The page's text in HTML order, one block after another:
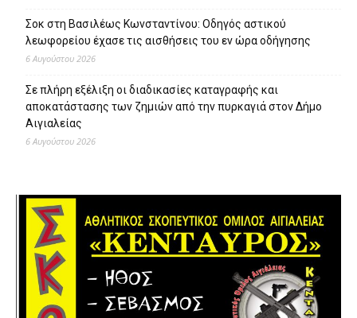
Σοκ στη Βασιλέως Κωνσταντίνου: Οδηγός αστικού
λεωφορείου έχασε τις αισθήσεις του εν ώρα οδήγησης
6 Αυγούστου 2026
Σε πλήρη εξέλιξη οι διαδικασίες καταγραφής και
αποκατάστασης των ζημιών από την πυρκαγιά στον Δήμο
Αιγιαλείας
6 Αυγούστου 2026